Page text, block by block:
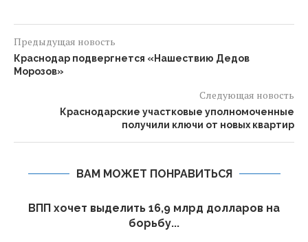
Предыдущая новость
Краснодар подвергнется «Нашествию Дедов
Морозов»
Следующая новость
Краснодарские участковые уполномоченные
получили ключи от новых квартир
ВАМ МОЖЕТ ПОНРАВИТЬСЯ
ВПП хочет выделить 16,9 млрд долларов на
борьбу...